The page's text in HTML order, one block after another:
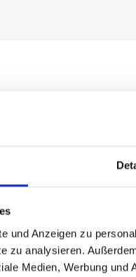
und Anzeigen zu
zu analysieren.
Medien, Werbung